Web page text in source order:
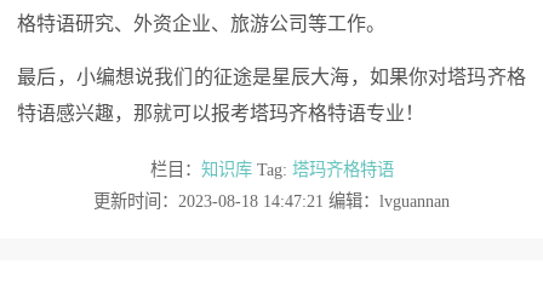
格特语研究、外资企业、旅游公司等工作。
最后，小编想说我们的征途是星辰大海，如果你对塔玛齐格
特语感兴趣，那就可以报考塔玛齐格特语专业！
栏目： 知识库Tag: 塔玛齐格特语
更新时间：2023-08-18 14:47:21 编辑：lvguannan